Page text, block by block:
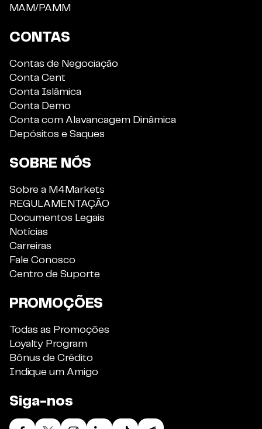
MAM/PAMM
CONTAS
Contas de Negociação
Conta Cent
Conta Islâmica
Conta Demo
Conta com Alavancagem Dinâmica
Depósitos e Saques
SOBRE NÓS
Sobre a M4Markets
REGULAMENTAÇÃO
Documentos Legais
Notícias
Carreiras
Fale Conosco
Centro de Suporte
PROMOÇÕES
Todas as Promoções
Loyalty Program
Bônus de Crédito
Indique um Amigo
Siga-nos